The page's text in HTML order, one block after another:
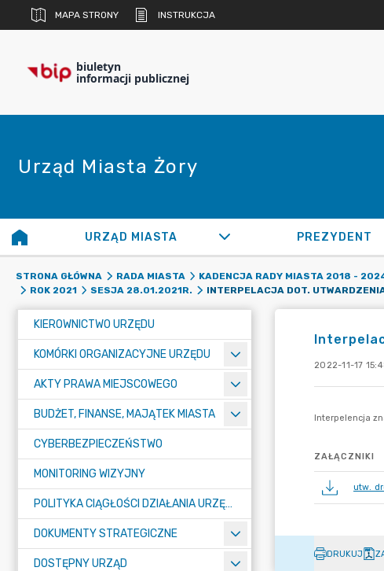
MAPA STRONY INSTRUKCJA
biuletyn
informacji publicznej
Urząd Miasta Żory
URZĄD MIASTA PREZYDENT
STRONA GŁÓWNA RADA MIASTA KADENCJA RADY MIASTA 2018 -
ROK 2021
SESJA 28.01.2021R.
KIEROWNICTWO URZĘDU
KOMÓRKI ORGANIZACYJNE URZĘDU
AKTY PRAWA MIEJSCOWEGO
BUDŻET, FINANSE, MAJĄTEK MIASTA
CYBERBEZPIECZEŃSTWO
MONITORING WIZYJNY
POLITYKA CIĄGŁOŚCI DZIAŁANIA URZĘDU MIASTA ŻORY
DOKUMENTY STRATEGICZNE
DOSTĘPNY URZĄD
2022-11-17
ZAŁĄCZNIKI
utw.
DRUKUJ